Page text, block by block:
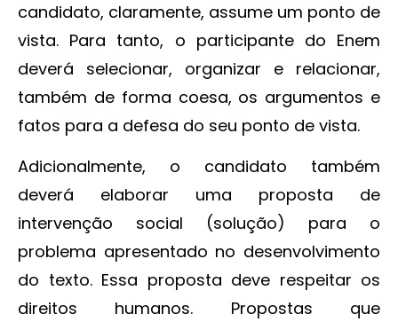
candidato, claramente, assume um ponto de
vista. Para tanto, o participante do Enem
deverá selecionar, organizar e relacionar,
também de forma coesa, os argumentos e
fatos para a defesa do seu ponto de vista.
Adicionalmente, o candidato também
deverá elaborar uma proposta de
intervenção social (solução) para o
problema apresentado no desenvolvimento
do texto. Essa proposta deve respeitar os
direitos humanos. Propostas que